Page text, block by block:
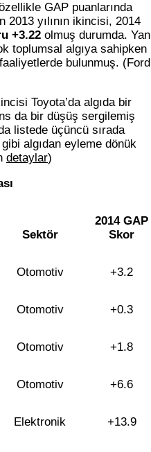
GAP puanlarında
yılının ikincisi, 2014
+3.22 olmuş durumda.
toplumsal algıya sahipken
bulunmuş. (Ford
Toyota’da algıda bir
da bir düşüş sergilemiş
listede üçüncü sırada
algıdan eyleme dönük
detaylar)
Sektör
2014 GAP
Skor
Otomotiv +3.2
Otomotiv +0.3
Otomotiv +1.8
Otomotiv +6.6
Elektronik +13.9